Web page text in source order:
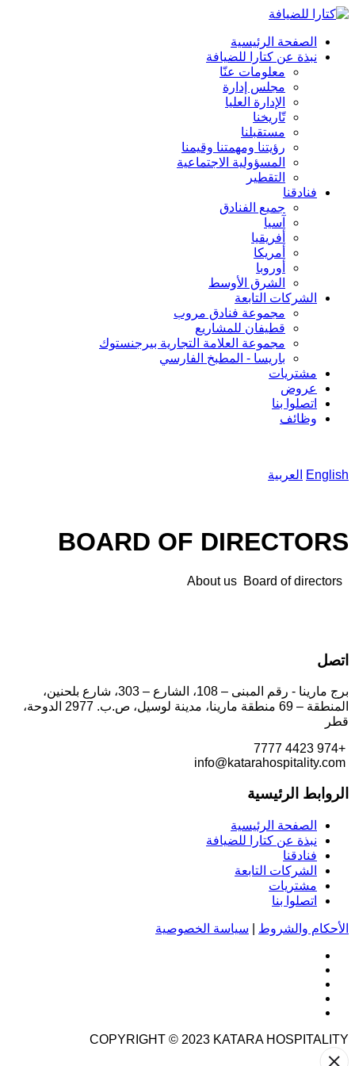
الصفحة الرئيسية
نبذة عن كتارا للضيافة
معلومات عنّا
مجلس إدارة
الإدارة العليا
تّاريخنا
مستقبلنا
رؤيتنا ومهمتنا وقيمنا
المسؤولية الاجتماعية
التقطير
فنادقنا
جميع الفنادق
آسيا
أفريقيا
أمريكا
أوروبا
الشرق الأوسط
الشركات التابعة
مجموعة فنادق مروب
قطيفان للمشاريع
مجموعة العلامة التجارية بيرجنستوك
باريسا - المطبخ الفارسي
مشتريات
عروض
اتصلوا بنا
وظائف
English العربية
BOARD OF DIRECTORS
About us Board of directors
اتصل
برج مارينا - رقم المبنى – 108، الشارع – 303، شارع بلحنين،
المنطقة – 69 منطقة مارينا، مدينة لوسيل، ص.ب. 2977 الدوحة،
قطر
+974 4423 7777
info@katarahospitality.com
الروابط الرئيسية
الصفحة الرئيسية
نبذة عن كتارا للضيافة
فنادقنا
الشركات التابعة
مشتريات
اتصلوا بنا
الأحكام والشروط سياسة الخصوصية
COPYRIGHT © 2023 KATARA HOSPITALITY